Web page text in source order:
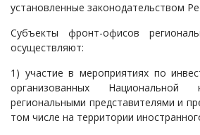
установленные законодательством
Субъекты фронт-офисов
осуществляют:
1) участие в мероприятиях по
организованных
региональными представителями и
том числе на территории